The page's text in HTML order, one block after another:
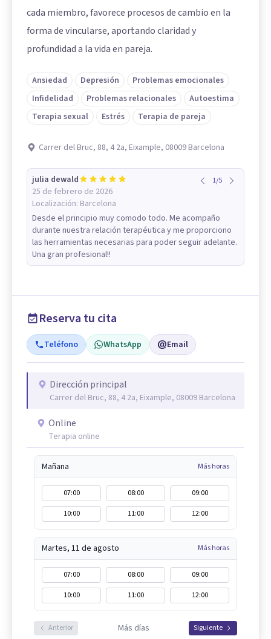
cada miembro, favorece procesos de cambio en la
forma de vincularse, aportando claridad y
profundidad a la vida en pareja.
Ansiedad Depresión
Problemas emocionales
Infidelidad
Problemas relacionales
Autoestima
Terapia sexual
Estrés Terapia de pareja
Carrer del Bruc, 88, 4 2a, Eixample, 08009 Barcelona
julia dewald
25 de febrero de 2026
Localización: Barcelona
1/5
Desde el principio muy comodo todo. Me acompaño
durante nuestra relación terapéutica y me proporciono
las herramientas necesarias para poder seguir adelante.
Una gran profesional!!
Reserva tu cita
Teléfono WhatsApp Email
Dirección principal
Carrer del Bruc, 88, 4 2a, Eixample, 08009 Barcelona
Online
Terapia online
Mañana Más horas
07:00 08:00
09:00
10:00
11:00 12:00
Martes, 11 de agosto Más horas
07:00 08:00
09:00
10:00
11:00 12:00
Anterior Más días Siguiente